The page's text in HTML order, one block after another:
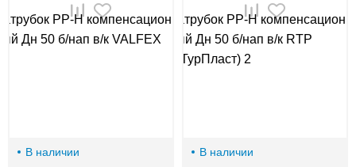
В наличии
В наличии
00